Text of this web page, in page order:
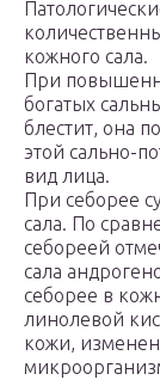
кожного сала.
При
богатых
блестит, она
этой сально-
вид лица.
При себорее
сала. По
себореей
сала
себорее в
линолевой
кожи,